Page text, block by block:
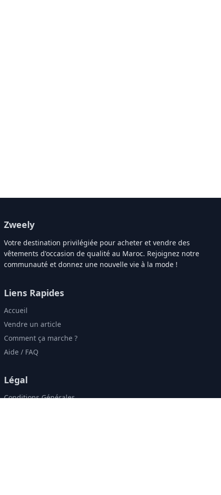
Zweely
Votre destination privilégiée pour acheter et vendre des
vêtements d'occasion de qualité au Maroc. Rejoignez notre
communauté et donnez une nouvelle vie à la mode !
Liens Rapides
Accueil
Vendre un article
Comment ça marche ?
Aide / FAQ
Légal
Conditions Générales